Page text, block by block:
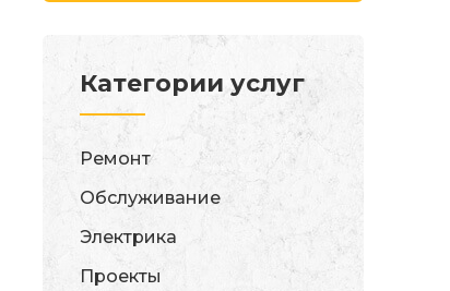
Категории услуг
Ремонт
Обслуживание
Электрика
Проекты